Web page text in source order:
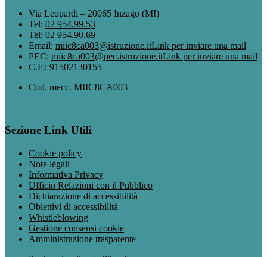
Via Leopardi – 20065 Inzago (MI)
Tel: 02 954.99.53
Tel: 02 954.90.69
Email: miic8ca003@istruzione.itLink per inviare una mail
PEC: miic8ca003@pec.istruzione.itLink per inviare una mail
C.F.: 91502130155
Cod. mecc. MIIC8CA003
Sezione Link Utili
Cookie policy
Note legali
Informativa Privacy
Ufficio Relazioni con il Pubblico
Dichiarazione di accessibilità
Obiettivi di accessibilità
Whistleblowing
Gestione consensi cookie
Amministrazione trasparente